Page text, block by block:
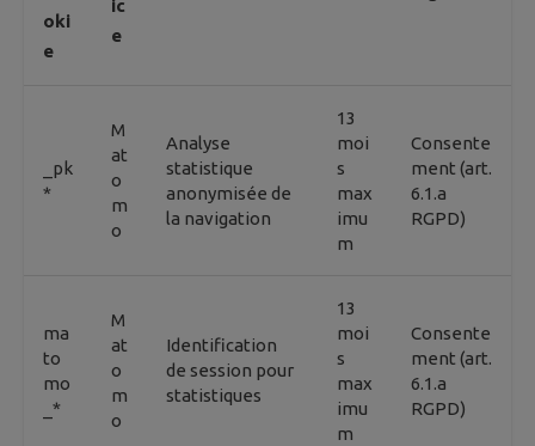
oki
e
ic
e
_pk
*
M
at
o
m
o
Analyse
statistique
anonymisée de
la navigation
13
moi
s
max
imu
m
Consente
ment (art.
6.1.a
RGPD)
ma
to
mo
_*
M
at
o
m
o
Identification
de session pour
statistiques
13
moi
s
max
imu
m
Consente
ment (art.
6.1.a
RGPD)